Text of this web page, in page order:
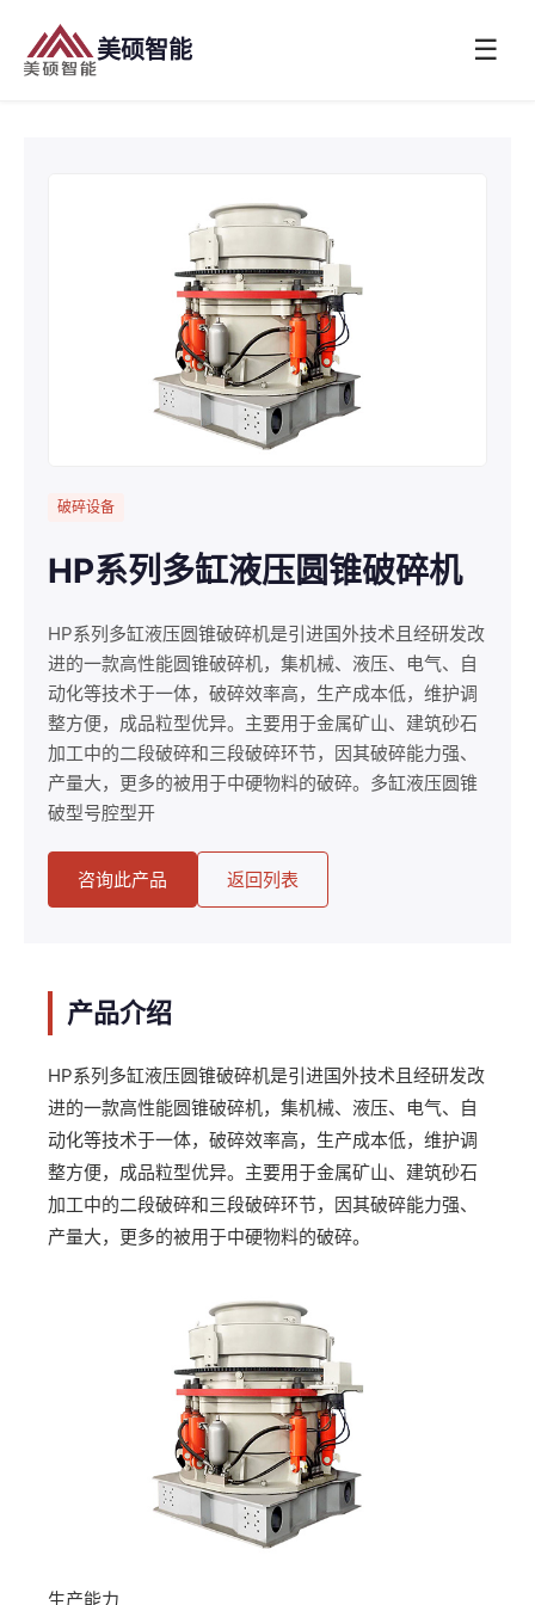
美硕智能 ☰
破碎设备
HP系列多缸液压圆锥破碎机
HP系列多缸液压圆锥破碎机是引进国外技术且经研发改
进的一款高性能圆锥破碎机，集机械、液压、电气、自
动化等技术于一体，破碎效率高，生产成本低，维护调
整方便，成品粒型优异。主要用于金属矿山、建筑砂石
加工中的二段破碎和三段破碎环节，因其破碎能力强、
产量大，更多的被用于中硬物料的破碎。多缸液压圆锥
破型号腔型开
咨询此产品 返回列表
产品介绍
HP系列多缸液压圆锥破碎机是引进国外技术且经研发改
进的一款高性能圆锥破碎机，集机械、液压、电气、自
动化等技术于一体，破碎效率高，生产成本低，维护调
整方便，成品粒型优异。主要用于金属矿山、建筑砂石
加工中的二段破碎和三段破碎环节，因其破碎能力强、
产量大，更多的被用于中硬物料的破碎。
生产能力